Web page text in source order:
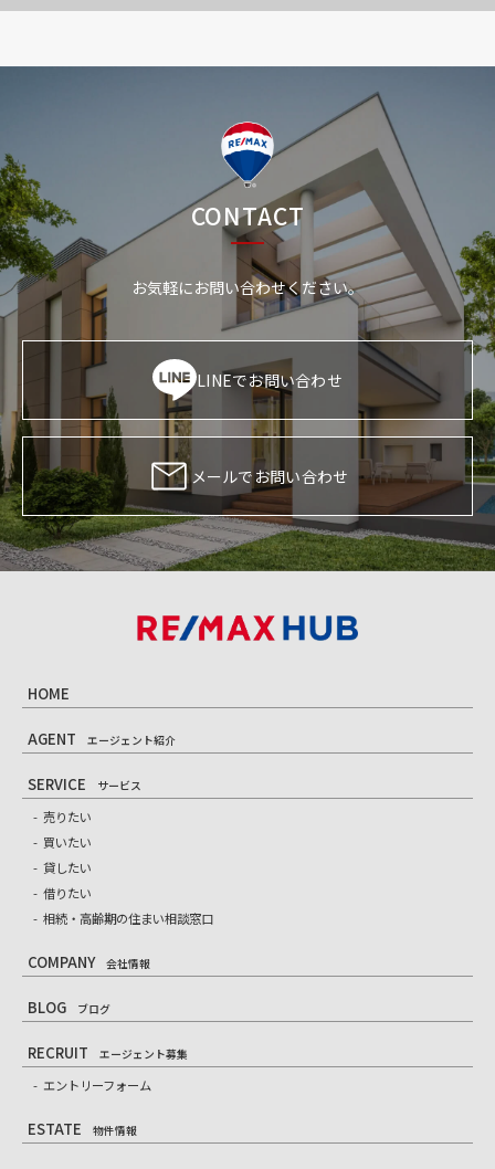
CONTACT
お気軽にお問い合わせください。
LINEでお問い合わせ
メールでお問い合わせ
HOME
AGENT エージェント紹介
SERVICE サービス
売りたい
買いたい
貸したい
借りたい
相続・高齢期の住まい相談窓口
COMPANY 会社情報
BLOG ブログ
RECRUIT エージェント募集
エントリーフォーム
ESTATE 物件情報